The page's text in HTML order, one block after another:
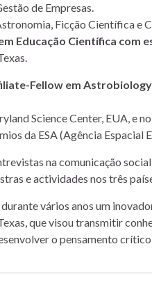
de Empresas.
Ficção Científica e
Educação Científica com
Fellow em
Science Center, EUA, e
da ESA (Agência Espacial
na comunicação
e actividades nos três
vários anos um
que visou transmitir
o pensamento crítico